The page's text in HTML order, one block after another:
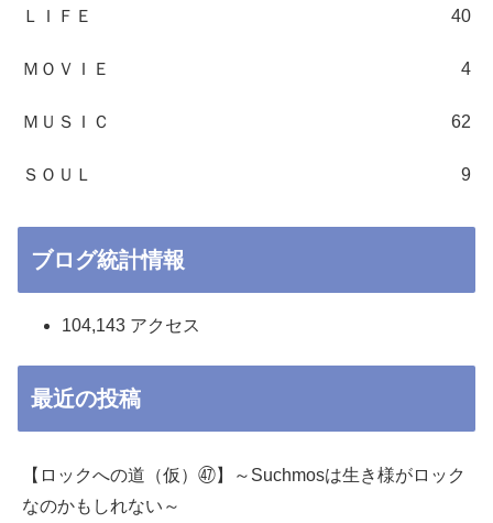
ＬＩＦＥ 40
ＭＯＶＩＥ 4
ＭＵＳＩＣ 62
ＳＯＵＬ 9
ブログ統計情報
104,143 アクセス
最近の投稿
【ロックへの道（仮）㊼】～Suchmosは生き様がロック
なのかもしれない～